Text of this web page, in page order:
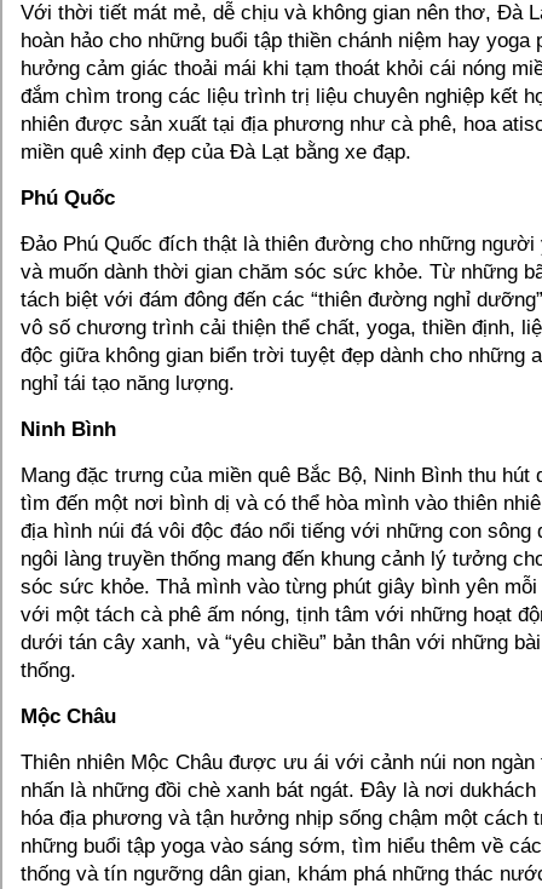
Với thời tiết mát mẻ, dễ chịu và không gian nên thơ, Đà
hoàn hảo cho những buổi tập thiền chánh niệm hay yoga
hưởng cảm giác thoải mái khi tạm thoát khỏi cái nóng
đắm chìm trong các liệu trình trị liệu chuyên nghiệp kết
nhiên được sản xuất tại địa phương như cà phê, hoa
miền quê xinh đẹp của Đà Lạt bằng xe đạp.
Phú Quốc
Đảo Phú Quốc đích thật là thiên đường cho những người
và muốn dành thời gian chăm sóc sức khỏe. Từ những
tách biệt với đám đông đến các “thiên đường nghỉ
vô số chương trình cải thiện thể chất, yoga, thiền định,
độc giữa không gian biển trời tuyệt đẹp dành cho những
nghỉ tái tạo năng lượng.
Ninh Bình
Mang đặc trưng của miền quê Bắc Bộ, Ninh Bình thu hút
tìm đến một nơi bình dị và có thể hòa mình vào thiên
địa hình núi đá vôi độc đáo nổi tiếng với những con sông
ngôi làng truyền thống mang đến khung cảnh lý tưởng
sóc sức khỏe. Thả mình vào từng phút giây bình yên
với một tách cà phê ấm nóng, tịnh tâm với những hoạt
dưới tán cây xanh, và “yêu chiều” bản thân với những
thống.
Mộc Châu
Thiên nhiên Mộc Châu được ưu ái với cảnh núi non ngàn
nhấn là những đồi chè xanh bát ngát. Đây là nơi
hóa địa phương và tận hưởng nhịp sống chậm một cách
những buổi tập yoga vào sáng sớm, tìm hiểu thêm về
thống và tín ngưỡng dân gian, khám phá những thác